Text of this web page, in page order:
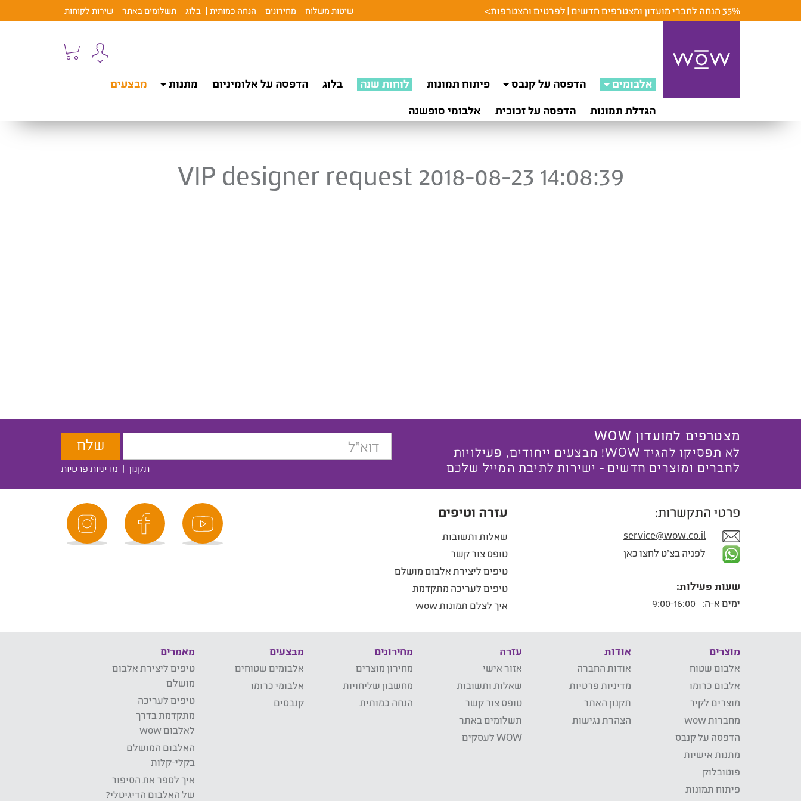
35% הנחה לחברי מועדון ומצטרפים חדשים | לפרטים והצטרפות> שיטות משלוח מחירונים הנחה כמותית בלוג תשלומים באתר שירות לקוחות
אלבומים הדפסה על קנבס פיתוח תמונות לוחות שנה בלוג הדפסה על אלומיניום מתנות
מבצעים
הגדלת תמונות
הדפסה על זכוכית אלבומי סופשנה
VIP designer request 2018-08-23 14:08:39
מצטרפים למועדון WOW
לא תפסיקו להגיד WOW! מבצעים ייחודים, פעילויות
לחברים ומוצרים חדשים - ישירות לתיבת המייל שלכם
תקנון | מדיניות פרטיות
פרטי התקשרות:
service@wow.co.il
לפניה בצ'ט לחצו כאן
שעות פעילות:
ימים א-ה:
עזרה וטיפים
שאלות ותשובות
טופס צור קשר
טיפים ליצירת אלבום מושלם
טיפים לעריכה מתקדמת
איך לצלם תמונות wow
מוצרים
אלבום שטוח
אלבום כרומו
מוצרים לקיר
מחברות wow
הדפסה על קנבס
מתנות אישיות
פוטובלוק
פיתוח תמונות
אודות
אודות החברה
מדיניות פרטיות
תקנון האתר
הצהרת נגישות
עזרה
אזור אישי
שאלות ותשובות
טופס צור קשר
תשלומים באתר
WOW לעסקים
מחירונים
מחירון מוצרים
מחשבון שליחויות
הנחה כמותית
מבצעים
אלבומים שטוחים
אלבומי כרומו
קנבסים
מאמרים
טיפים ליצירת אלבום
מושלם
טיפים לעריכה
מתקדמת בדרך
לאלבום wow
האלבום המושלם
בקלי-קלות
איך לספר את הסיפור
של האלבום הדיגיטלי?